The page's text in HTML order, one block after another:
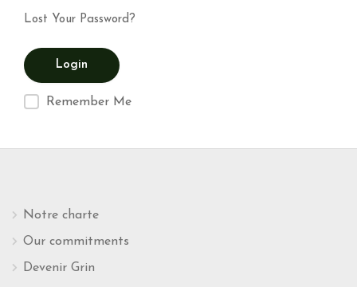
Lost Your Password?
Remember Me
Notre charte
Our commitments
Devenir Grin